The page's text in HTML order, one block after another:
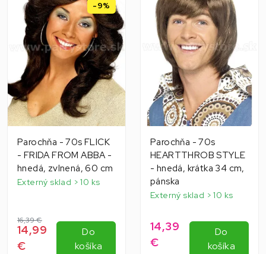
-9%
Parochňa - 70s FLICK
- FRIDA FROM ABBA -
hnedá, zvlnená, 60 cm
Externý sklad > 10 ks
16,39 €
14,99
€
Do
košíka
Parochňa - 70s
HEARTTHROB STYLE
- hnedá, krátka 34 cm,
pánska
Externý sklad > 10 ks
14,39
€
Do
košíka